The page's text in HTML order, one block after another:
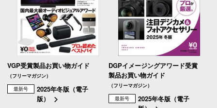
VGP受賞製品お買い物ガイド
（フリーマガジン）
最新号
2025年冬版（電子
版）
DGPイメージングアワード受賞
製品お買い物ガイド
（フリーマガジン）
最新号
2025年冬版（電子